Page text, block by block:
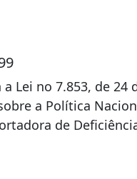
Lei no 7.853, de 24
a Política
de